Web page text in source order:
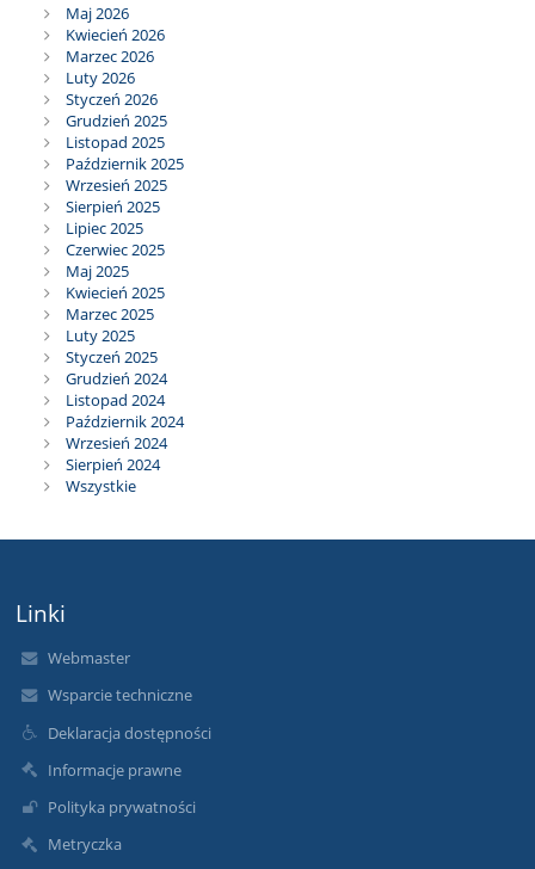
Maj 2026
Kwiecień 2026
Marzec 2026
Luty 2026
Styczeń 2026
Grudzień 2025
Listopad 2025
Październik 2025
Wrzesień 2025
Sierpień 2025
Lipiec 2025
Czerwiec 2025
Maj 2025
Kwiecień 2025
Marzec 2025
Luty 2025
Styczeń 2025
Grudzień 2024
Listopad 2024
Październik 2024
Wrzesień 2024
Sierpień 2024
Wszystkie
Linki
Webmaster
Wsparcie techniczne
Deklaracja dostępności
Informacje prawne
Polityka prywatności
Metryczka